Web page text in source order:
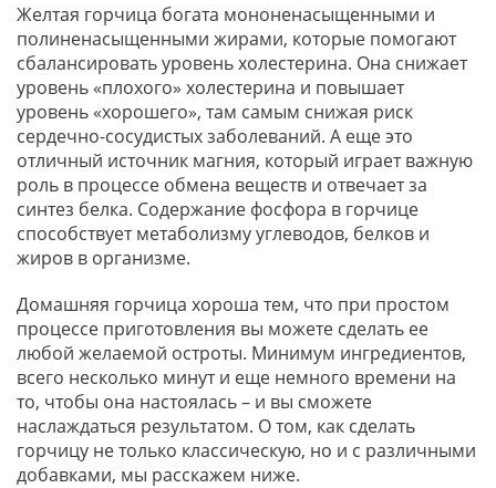
Желтая горчица богата мононенасыщенными и
полиненасыщенными жирами, которые помогают
сбалансировать уровень холестерина. Она снижает
уровень «плохого» холестерина и повышает
уровень «хорошего», там самым снижая риск
сердечно-сосудистых заболеваний. А еще это
отличный источник магния, который играет важную
роль в процессе обмена веществ и отвечает за
синтез белка. Содержание фосфора в горчице
способствует метаболизму углеводов, белков и
жиров в организме.
Домашняя горчица хороша тем, что при простом
процессе приготовления вы можете сделать ее
любой желаемой остроты. Минимум ингредиентов,
всего несколько минут и еще немного времени на
то, чтобы она настоялась – и вы сможете
наслаждаться результатом. О том, как сделать
горчицу не только классическую, но и с различными
добавками, мы расскажем ниже.